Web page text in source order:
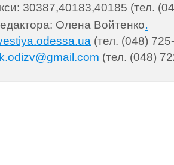
30387,40183,40185 (тел.
Олена Войтенко.
(тел. (048)
(тел. (048)